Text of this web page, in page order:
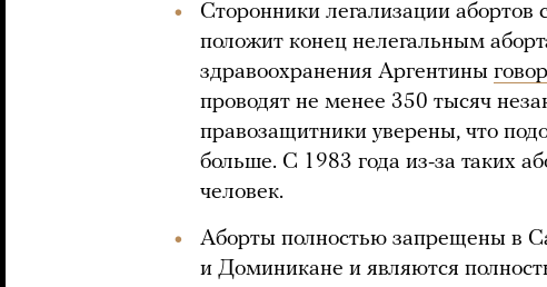
Сторонники легализации абортов
положит конец нелегальным
здравоохранения Аргентины
проводят не менее 350 тысяч
правозащитники уверены, что
больше. С 1983 года из-за таких
человек.
Аборты полностью запрещены в
и Доминикане и являются